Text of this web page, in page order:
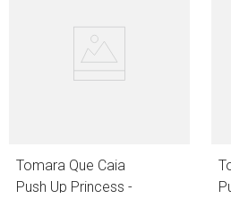
Tomara Que Caia
Push Up Princess -